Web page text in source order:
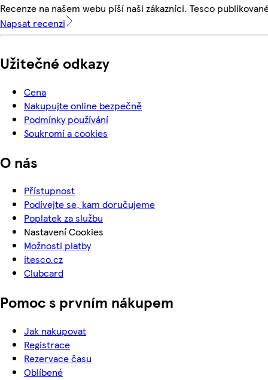
Recenze na našem webu píší naši zákazníci. Tesco
Napsat recenzi
Užitečné odkazy
Cena
Nakupujte online bezpečně
Podmínky používání
Soukromí a cookies
O nás
Přístupnost
Podívejte se, kam doručujeme
Poplatek za službu
Nastavení Cookies
Možnosti platby
itesco.cz
Clubcard
Pomoc s prvním nákupem
Jak nakupovat
Registrace
Rezervace času
Oblíbené